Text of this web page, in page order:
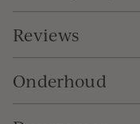
Reviews
Onderhoud